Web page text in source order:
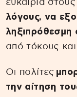
ευκαιρία στους
λόγους, να
ληξιπρόθεσμη
από τόκους
Οι πολίτες
την αίτηση